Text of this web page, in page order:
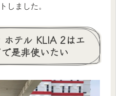
しました。
ホテル KLIA 2はエ
是非使いたい